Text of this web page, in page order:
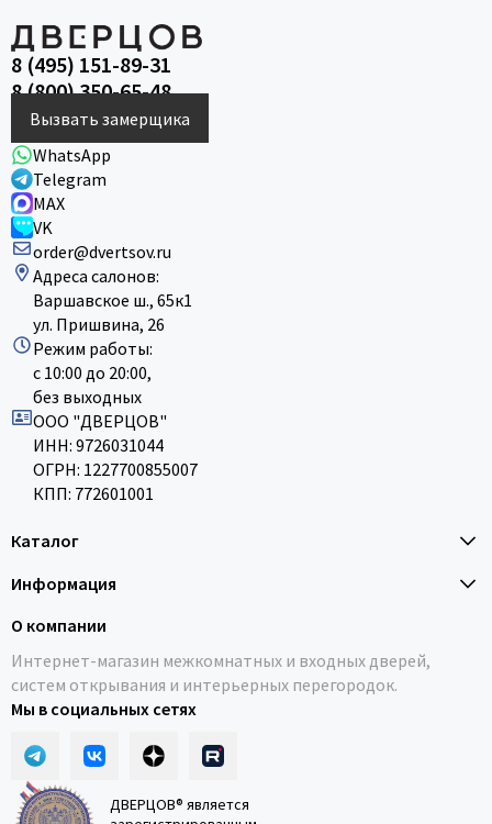
8 (495) 151-89-31
8 (800) 350-65-48
Вызвать замерщика
WhatsApp
Telegram
MAX
VK
order@dvertsov.ru
Адреса салонов:
Варшавское ш., 65к1
ул. Пришвина, 26
Режим работы:
с 10:00 до 20:00,
без выходных
ООО "ДВЕРЦОВ"
ИНН: 9726031044
ОГРН: 1227700855007
КПП: 772601001
Каталог
Информация
О компании
Интернет-магазин межкомнатных и входных дверей,
систем открывания и интерьерных перегородок.
Мы в социальных сетях
ДВЕРЦОВ® является